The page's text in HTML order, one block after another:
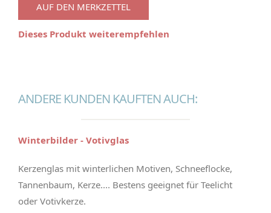
AUF DEN MERKZETTEL
Dieses Produkt weiterempfehlen
ANDERE KUNDEN KAUFTEN AUCH:
Winterbilder - Votivglas
Kerzenglas mit winterlichen Motiven, Schneeflocke,
Tannenbaum, Kerze.... Bestens geeignet für Teelicht
oder Votivkerze.